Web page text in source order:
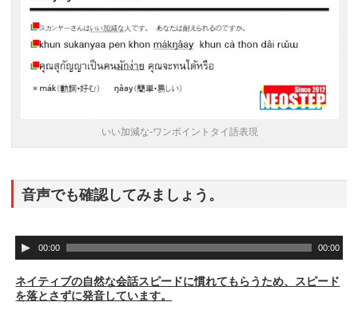
いい加減な-ワンポイントタイ語表現
音声でも確認してみましょう。
音
声
レ
ー
00:00 00:00
ネイティブの自然な会話スピードに慣れてもらうため、スピード
を落とさずに発音しています。